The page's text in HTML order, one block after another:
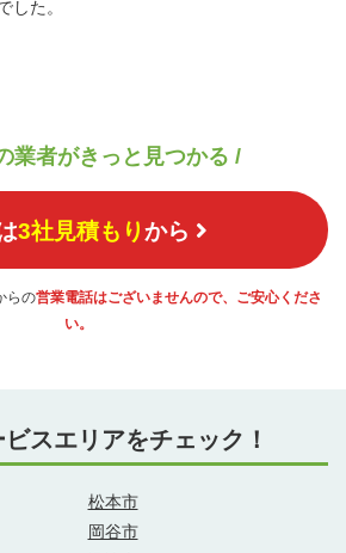
した。
業者がきっと見つかる /
3社見積もりから
らの営業電話はございませんので、ご安心くださ
い。
スエリアをチェック！
松本市
岡谷市